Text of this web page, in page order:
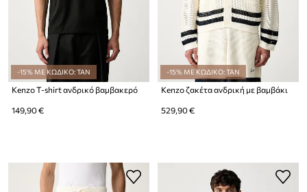
-15% ΜΕ ΚΩΔΙΚΟ: TAN
Kenzo T-shirt ανδρικό βαμβακερό
149,90 €
-15% ΜΕ ΚΩΔΙΚΟ: TAN
Kenzo ζακέτα ανδρική με βαμβάκι
529,90 €